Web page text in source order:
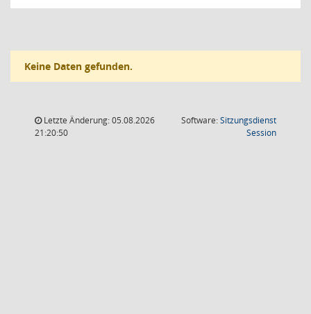
Keine Daten gefunden.
Letzte Änderung: 05.08.2026
21:20:50
Software:Sitzungsdienst
Session(Wird in